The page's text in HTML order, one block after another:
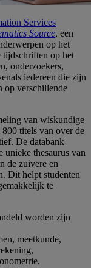
Services
Source, een
op het
tijdschriften op het
onderzoekers,
iedereen die zijn
op verschillende
van wiskundige
titels van over de
De databank
unieke thesaurus van
de zuivere en
Dit helpt studenten
te
worden zijn
meetkunde,